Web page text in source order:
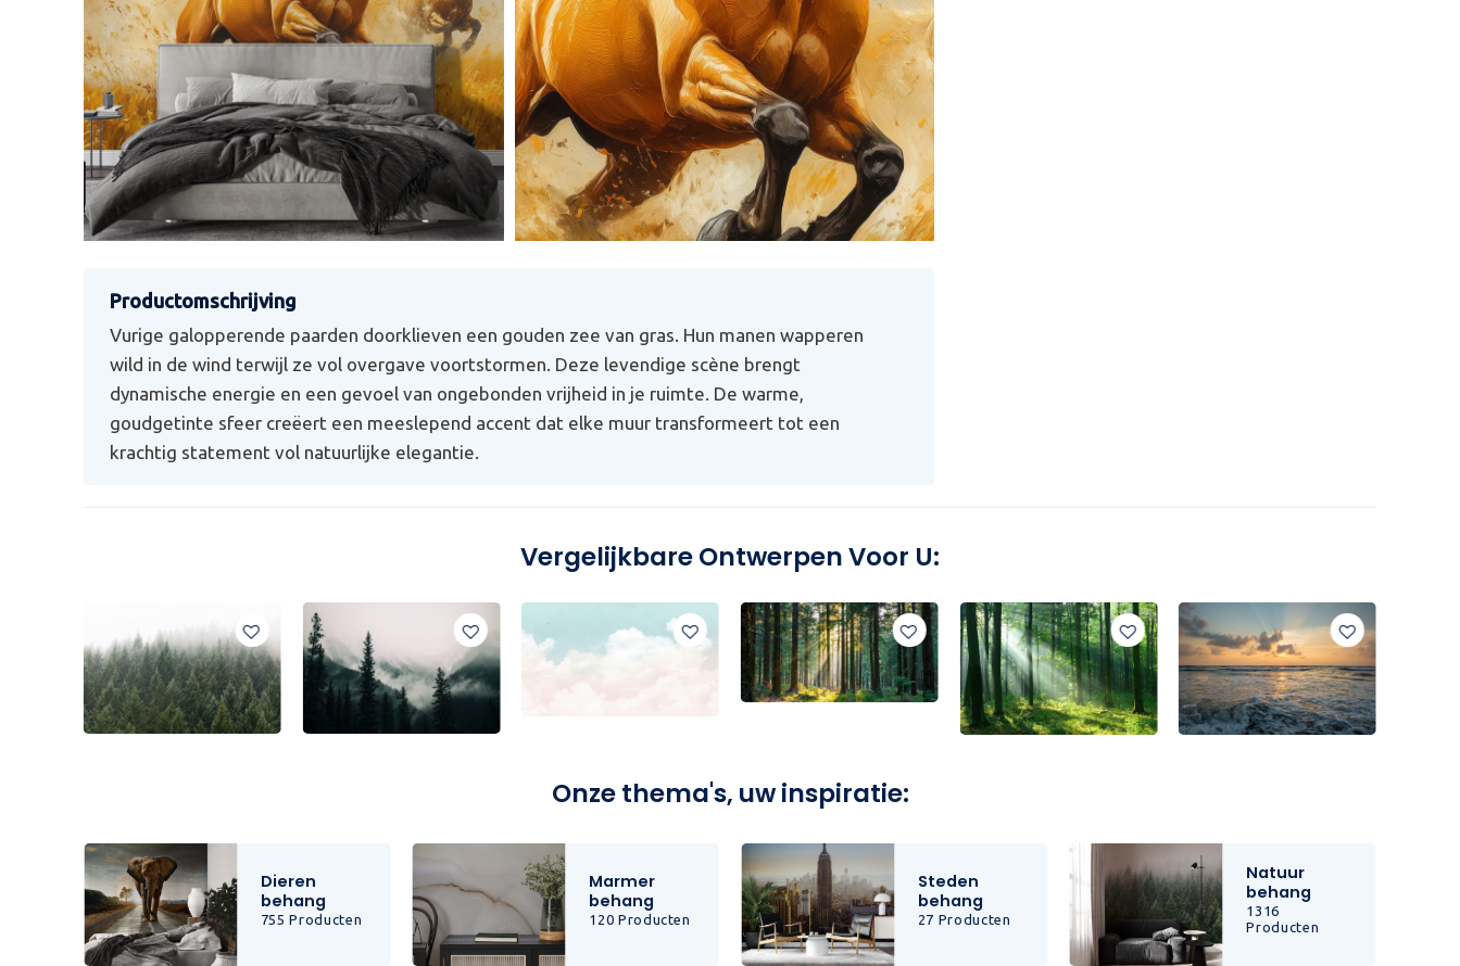
Vurige galopperende paarden doorklieven een gouden zee van gras. Hun manen wapperen
wild in de wind terwijl ze vol overgave voortstormen. Deze levendige scène brengt
dynamische energie en een gevoel van ongebonden vrijheid in je ruimte. De warme,
goudgetinte sfeer creëert een meeslepend accent dat elke muur transformeert tot een
krachtig statement vol natuurlijke elegantie.
Vergelijkbare Ontwerpen Voor U:
Onze thema's, uw inspiratie:
Dieren
behang
755 Producten
Marmer
behang
120 Producten
Steden
behang
27 Producten
Natuur
behang
1316
Producten